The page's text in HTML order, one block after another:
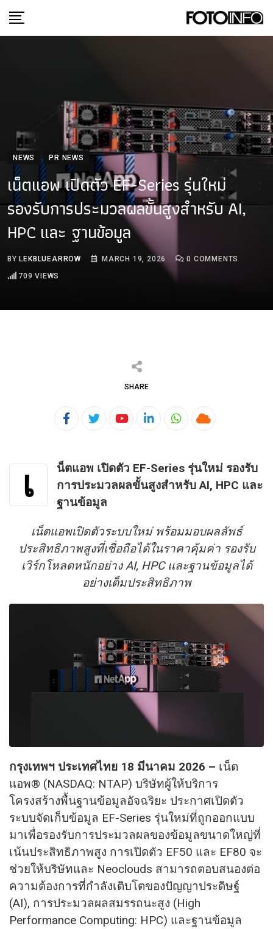
to
NEWS PR NEWS
เน็ตแอพ เปิดตัว EF-Series รุ่นใหม่
รองรับการประมวลผลขั้นสูงสำหรับ AI,
HPC และ ฐานข้อมูล
BYLEKBLUEARROW MARCH 19, 2026 0 COMMENTS
709 VIEWS
SHARE
YoutubeLinkedInWhatsapp
Cloud
เ น็ตแอพ เปิดตัว EF-Series รุ่นใหม่ รองรับ
การประมวลผลขั้นสูงสำหรับ AI, HPC และ
ฐานข้อมูล
เน็ตแอพเปิดตัวระบบใหม่ พร้อมมอบผลลัพธ์
ประสิทธิภาพสูงที่เชื่อถือได้ในราคาคุ้มค่า รองรับ
เวิร์กโหลดหนักอย่างAI, HPC และฐานข้อมูลได้
อย่างเต็มประสิทธิภาพ
กรุงเทพฯ ประเทศไทย 18 มีนาคม 2026 – เน็ต
แอพ® (NASDAQ: NTAP) บริษัทผู้ให้บริการ
โครงสร้างพื้นฐานข้อมูลอัจฉริยะ ประกาศเปิดตัว
ระบบจัดเก็บข้อมูล EF-Series รุ่นใหม่ที่ถูกออกแบบ
มาเพื่อรองรับการประมวลผลของข้อมูลขนาดใหญ่ที่
เน้นประสิทธิภาพสูง การเปิดตัว EF50 และ EF80 จะ
ช่วยให้บริษัทและ Neoclouds สามารถตอบสนองต่อ
ความต้องการที่กำลังเติบโตของปัญญาประดิษฐ์
(AI), การประมวลผลสมรรถนะสูง (High
Performance Computing: HPC) และฐานข้อมูล